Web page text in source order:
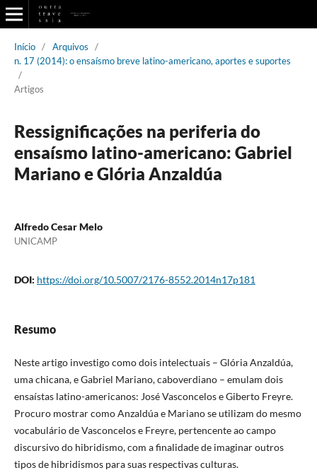
Início / Arquivos
/
n. 17 (2014): o ensaísmo breve latino-americano, aportes e suportes
/
Artigos
Ressignificações na periferia do
ensaísmo latino-americano: Gabriel
Mariano e Glória Anzaldúa
Alfredo Cesar Melo
UNICAMP
DOI: https://doi.org/10.5007/2176-8552.2014n17p181
Resumo
Neste artigo investigo como dois intelectuais – Glória Anzaldúa,
uma chicana, e Gabriel Mariano, caboverdiano – emulam dois
ensaístas latino-americanos: José Vasconcelos e Giberto Freyre.
Procuro mostrar como Anzaldúa e Mariano se utilizam do mesmo
vocabulário de Vasconcelos e Freyre, pertencente ao campo
discursivo do hibridismo, com a finalidade de imaginar outros
tipos de hibridismos para suas respectivas culturas.